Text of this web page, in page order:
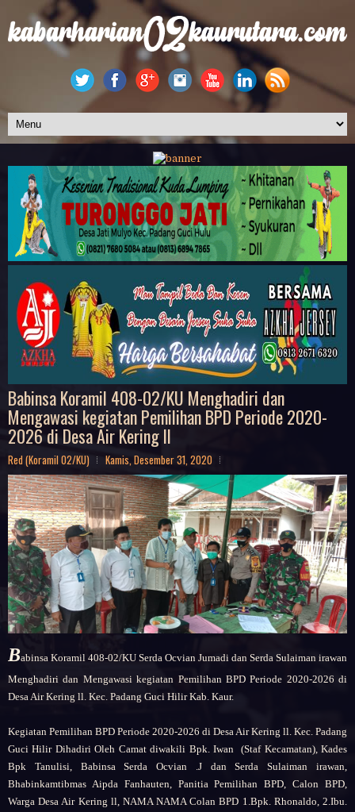
Babinsa Koramil 408-02/KU Menghadiri dan
Mengawasi kegiatan Pemilihan BPD Periode 2020-
2026 di Desa Air Kering ll
Red (Koramil 02/KU) Kamis, Desember 31, 2020
Babinsa Koramil 408-02/KU Serda Ocvian Jumadi dan Serda Sulaiman irawan
Menghadiri dan Mengawasi kegiatan Pemilihan BPD Periode 2020-2026 di
Desa Air Kering ll. Kec. Padang Guci Hilir Kab. Kaur.
Kegiatan Pemilihan BPD Periode 2020-2026 di Desa Air Kering ll. Kec. Padang
Guci Hilir Dihadiri Oleh Camat diwakili Bpk. Iwan (Staf Kecamatan), Kades
Bpk Tanulisi, Babinsa Serda Ocvian .J dan Serda Sulaiman irawan,
Bhabinkamtibmas Aipda Fanhauten, Panitia Pemilihan BPD, Calon BPD,
Warga Desa Air Kering ll, NAMA NAMA Colan BPD 1.Bpk. Rhonaldo, 2.Ibu.